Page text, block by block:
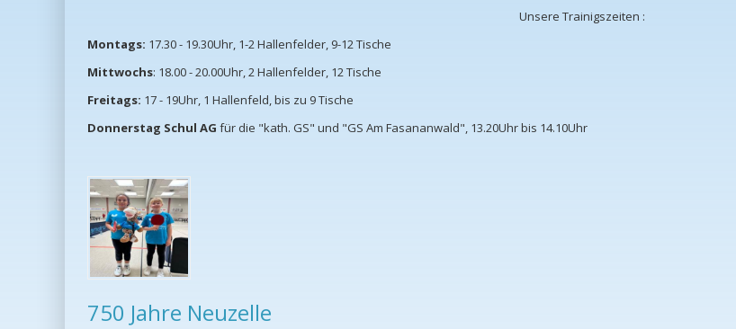
Unsere Trainigszeiten :
Montags: 17.30 - 19.30Uhr, 1-2 Hallenfelder, 9-12 Tische
Mittwochs: 18.00 - 20.00Uhr, 2 Hallenfelder, 12 Tische
Freitags: 17 - 19Uhr, 1 Hallenfeld, bis zu 9 Tische
Donnerstag Schul AG für die "kath. GS" und "GS Am Fasananwald", 13.20Uhr bis 14.10Uhr
750 Jahre Neuzelle